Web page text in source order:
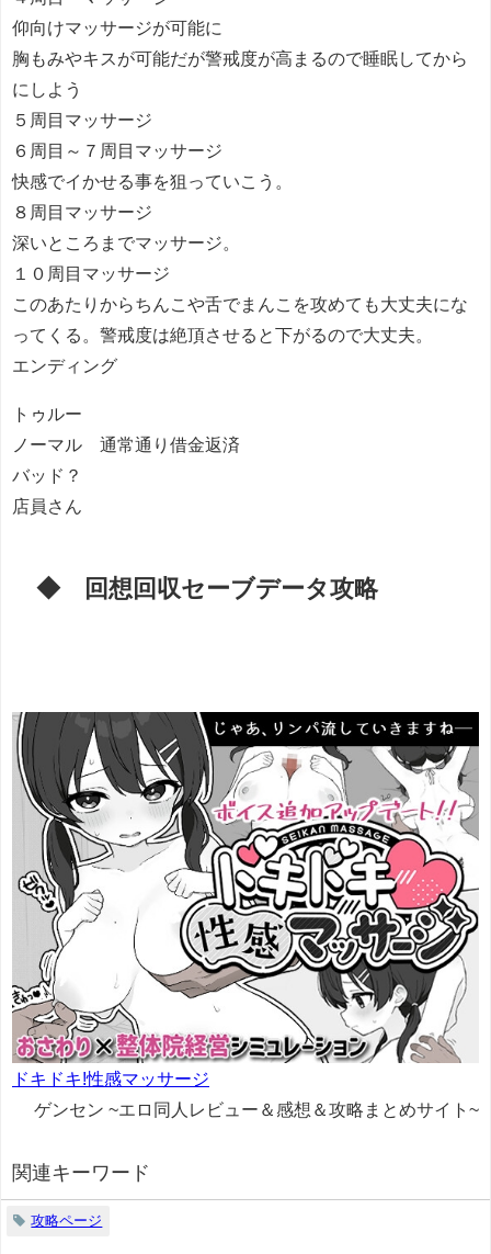
仰向けマッサージが可能に
胸もみやキスが可能だが警戒度が高まるので睡眠してから
にしよう
５周目マッサージ
６周目～７周目マッサージ
快感でイかせる事を狙っていこう。
８周目マッサージ
深いところまでマッサージ。
１０周目マッサージ
このあたりからちんこや舌でまんこを攻めても大丈夫にな
ってくる。警戒度は絶頂させると下がるので大丈夫。
エンディング
トゥルー
ノーマル 通常通り借金返済
バッド？
店員さん
◆ 回想回収セーブデータ攻略
ドキドキ!性感マッサージ
ゲンセン ~エロ同人レビュー＆感想＆攻略まとめサイト~
関連キーワード
攻略ページ